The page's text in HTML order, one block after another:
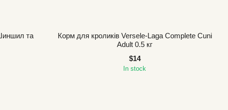
та
Корм для кроликів Versele-Laga Complete Cuni
Adult 0.5 кг
$14
In stock